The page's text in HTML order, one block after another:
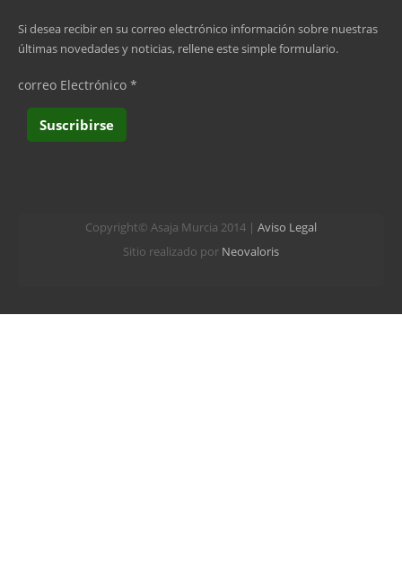
última »
Si desea recibir en su correo electrónico información sobre nuestras
últimas novedades y noticias, rellene este simple formulario.
correo Electrónico *
Copyright© Asaja Murcia 2014 | Aviso Legal
Sitio realizado por Neovaloris